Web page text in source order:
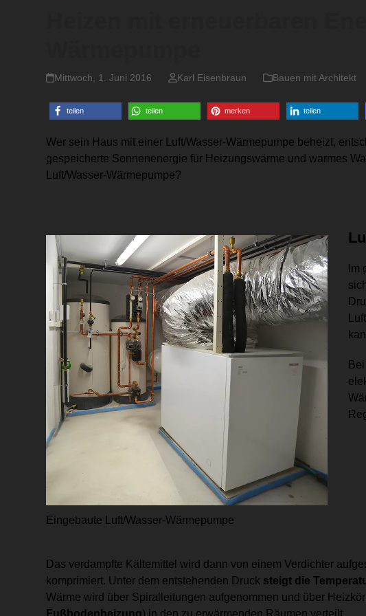
Mittwoch, 1. Juni 2016 Karl Eisenbraun Bauen mit Architekt
teilen teilen merken teilen
Wer sein Haus mit einer Luft/Wasser-Wärmepumpe beheizt,
gespeicherte Sonnenenergie für Heizungswärme und warmes
Luft/Wasser-Wärmepumpe?
Eingebaute Luft/Wasser-Wärmepumpe
Im
Das verdampfte Kältemittel wird dann von einem Verdichter
komprimiert. Unter dem entstehenden Druck steigt die
Wärme wird über Spiralleitungen aufgenommen und über
Fußbodenheizung) in den zu erwärmenden Räumen verteilt.